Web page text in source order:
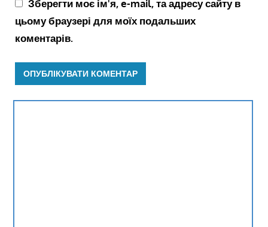
Зберегти моє ім'я, e-mail, та адресу сайту в
цьому браузері для моїх подальших
коментарів.